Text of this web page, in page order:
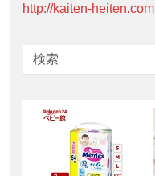
http://kaiten-heiten.com